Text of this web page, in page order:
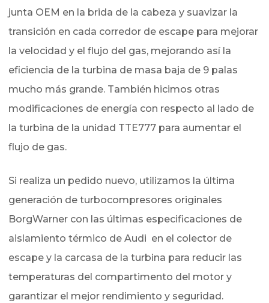
junta OEM en la brida de la cabeza y suavizar la
transición en cada corredor de escape para mejorar
la velocidad y el flujo del gas, mejorando así la
eficiencia de la turbina de masa baja de 9 palas
mucho más grande. También hicimos otras
modificaciones de energía con respecto al lado de
la turbina de la unidad TTE777 para aumentar el
flujo de gas.
Si realiza un pedido nuevo, utilizamos la última
generación de turbocompresores originales
BorgWarner con las últimas especificaciones de
aislamiento térmico de Audi en el colector de
escape y la carcasa de la turbina para reducir las
temperaturas del compartimento del motor y
garantizar el mejor rendimiento y seguridad.